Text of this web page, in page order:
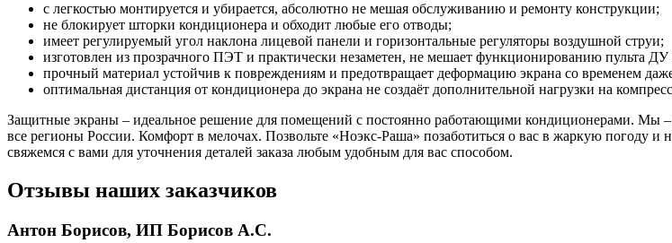
с легкостью монтируется и убирается, абсолютно не мешая обслуживанию и ремонту конструкции;
не блокирует шторки кондиционера и обходит любые его отводы;
имеет регулируемый угол наклона лицевой панели и горизонтальные регуляторы воздушной струи;
изготовлен из прозрачного ПЭТ и практически незаметен, не мешает функционированию пульта ДУ
прочный материал устойчив к повреждениям и предотвращает деформацию экрана со временем
оптимальная дистанция от кондиционера до экрана не создаёт дополнительной нагрузки на
Защитные экраны – идеальное решение для помещений с постоянно работающими кондиционерами. Мы –
все регионы России. Комфорт в мелочах. Позвольте «Ноэкс-Раша» позаботиться о вас в жаркую погоду
свяжемся с вами для уточнения деталей заказа любым удобным для вас способом.
Отзывы наших заказчиков
Антон Борисов, ИП Борисов А.С.